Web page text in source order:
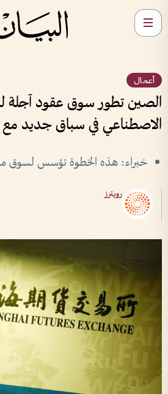
أعمال
الصين تطور سوق عقود آجلة
الاصطناعي في سباق جديد مع
خبراء: هذه الخطوة تؤسس لسوق
رويترز